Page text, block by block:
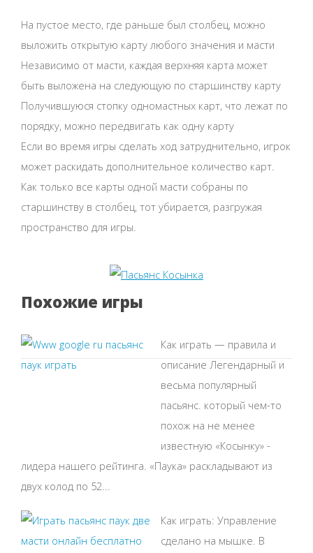
На пустое место, где раньше был столбец, можно
выложить открытую карту любого значения и масти
Независимо от масти, каждая верхняя карта может
быть выложена на следующую по старшинству карту
Получившуюся стопку одномастных карт, что лежат по
порядку, можно передвигать как одну карту
Если во время игры сделать ход затруднительно, игрок
может раскидать дополнительное количество карт.
Как только все карты одной масти собраны по
старшинству в столбец, тот убирается, разгружая
пространство для игры.
Похожие игры
Как играть — правила и
описание Легендарный и
весьма популярный
пасьянс. который чем-то
похож на не менее
известную «Косынку» -
лидера нашего рейтинга. «Паука» раскладывают из
двух колод по 52...
Как играть: Управление
сделано на мышке. В